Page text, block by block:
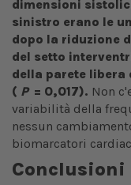
dimensioni
sinistro erano le
dopo la riduzione
del setto
della parete
( P= 0,017). Non
variabilità della
nessun
biomarcatori
Conclusioni